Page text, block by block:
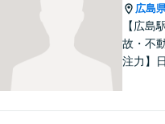
添い、
広島
【広島
故・不
注力】
く、紛